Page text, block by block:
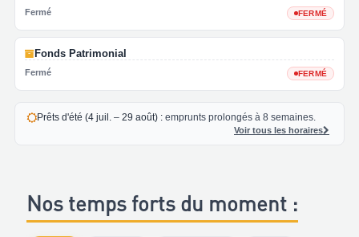
Fermé FERMÉ
Fonds Patrimonial
Fermé FERMÉ
Prêts d'été (4 juil. – 29 août) : emprunts prolongés à 8 semaines.
Voir tous les horaires
Nos temps forts du moment :